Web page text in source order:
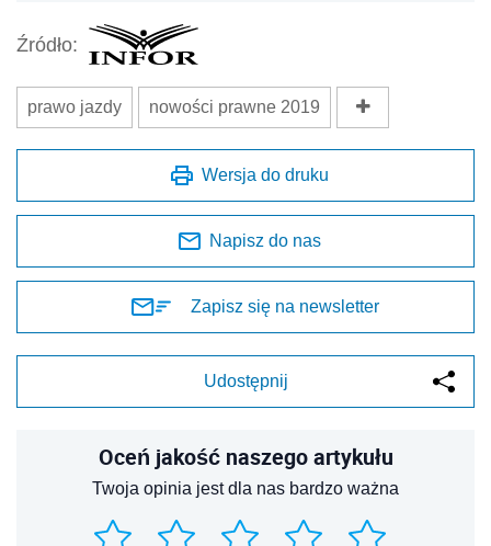
Źródło:
prawo jazdy nowości prawne 2019
Wersja do druku
Napisz do nas
Zapisz się na newsletter
Udostępnij
Oceń jakość naszego artykułu
Twoja opinia jest dla nas bardzo ważna